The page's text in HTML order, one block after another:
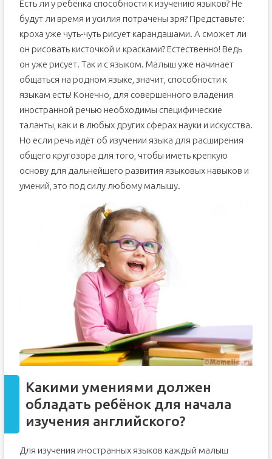
Есть ли у ребёнка способности к изучению языков? Не
будут ли время и усилия потрачены зря? Представьте:
кроха уже чуть-чуть рисует карандашами. А сможет ли
он рисовать кисточкой и красками? Естественно! Ведь
он уже рисует. Так и с языком. Малыш уже начинает
общаться на родном языке, значит, способности к
языкам есть! Конечно, для совершенного владения
иностранной речью необходимы специфические
таланты, как и в любых других сферах науки и искусства.
Но если речь идёт об изучении языка для расширения
общего кругозора для того, чтобы иметь крепкую
основу для дальнейшего развития языковых навыков и
умений, это под силу любому малышу.
Какими умениями должен
обладать ребёнок для начала
изучения английского?
Для изучения иностранных языков каждый малыш